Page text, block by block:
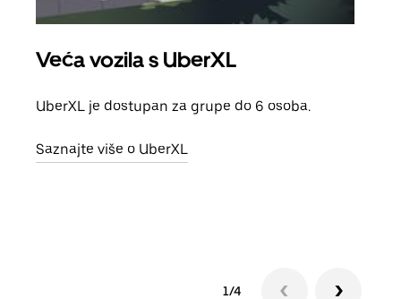
Veća vozila s UberXL
UberXL je dostupan za grupe do 6 osoba.
Saznajte više o UberXL
1/4